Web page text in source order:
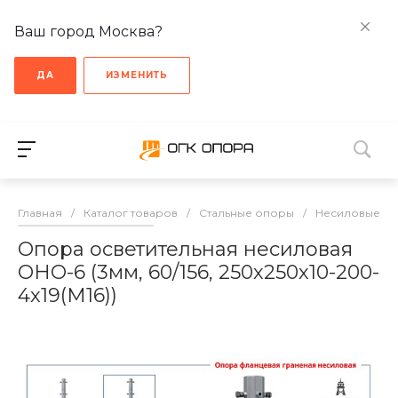
Ваш город Москва?
ДА ИЗМЕНИТЬ
Главная / Каталог товаров / Стальные опоры / Несиловые
Опора осветительная несиловая
ОНО-6 (3мм, 60/156, 250х250х10-200-
4х19(М16))